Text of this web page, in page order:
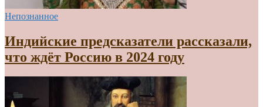
Непознанное
Индийские предсказатели рассказали,
что ждёт Россию в 2024 году